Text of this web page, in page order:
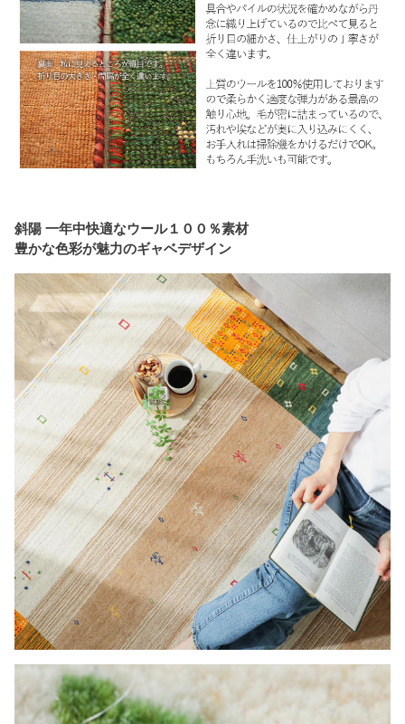
斜陽 一年中快適なウール１００％素材
豊かな色彩が魅力のギャベデザイン